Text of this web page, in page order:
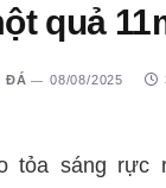
quả
ĐÁ 08/08/2025
tỏa sáng